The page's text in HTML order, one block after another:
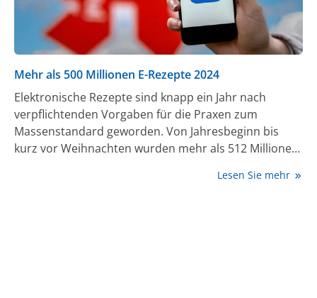
Mehr als 500 Millionen E-Rezepte 2024
Elektronische Rezepte sind knapp ein Jahr nach
verpflichtenden Vorgaben für die Praxen zum
Massenstandard geworden. Von Jahresbeginn bis
kurz vor Weihnachten wurden mehr als 512 Millionen
Bundesgesundheitsministerium auf Anfrage der
Lesen Sie mehr